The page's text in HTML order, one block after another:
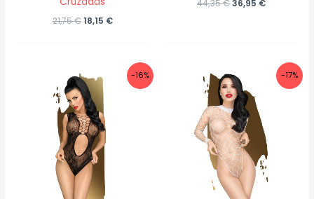
21,75€ El
18,15 €El
18,15 €.
44,35€36,95 €
-16% -17%